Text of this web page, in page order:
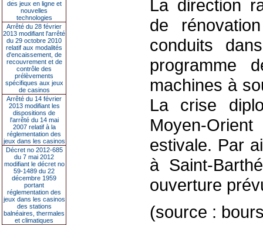
des jeux en ligne et
nouvelles
technologies
Arrêté du 28 février
2013 modifiant l'arrêté
du 29 octobre 2010
relatif aux modalités
d'encaissement, de
recouvrement et de
contrôle des
prélèvements
spécifiques aux jeux
de casinos
Arrêté du 14 février
2013 modifiant les
dispositions de
l'arrêté du 14 mai
2007 relatif à la
réglementation des
jeux dans les casinos
Décret no 2012-685
du 7 mai 2012
modifiant le décret no
59-1489 du 22
décembre 1959
portant
réglementation des
jeux dans les casinos
des stations
balnéaires, thermales
et climatiques
La direction
de
conduits
programme
machines à
La crise
Moyen-
estivale. Par
à Saint-
ouverture
(source :